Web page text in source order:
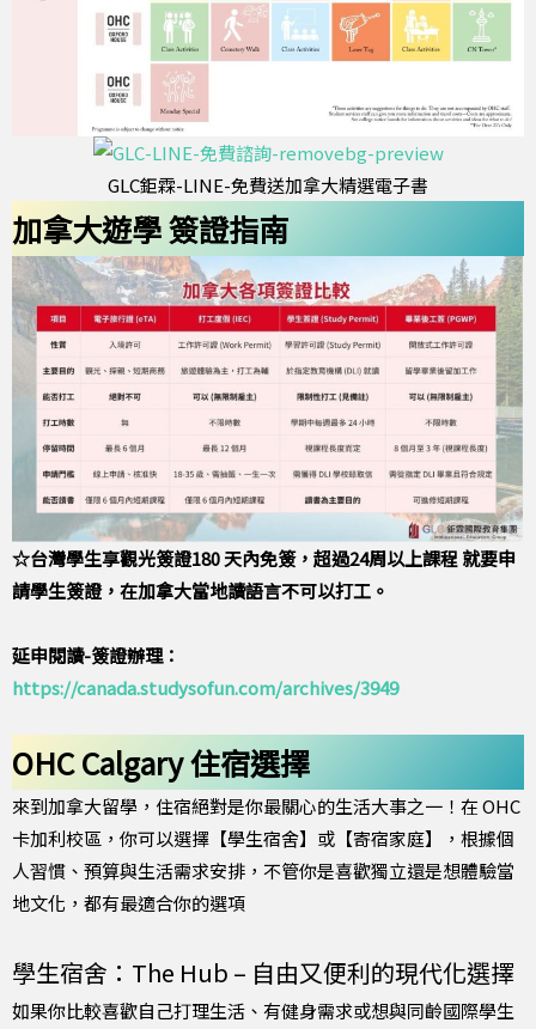
GLC鉅霖-LINE-免費送加拿大精選電子書
加拿大遊學 簽證指南
☆台灣學生享觀光簽證180 天內免簽，超過24周以上課程 就要申
請學生簽證，在加拿大當地讀語言不可以打工。
延申閱讀-簽證辦理：
https://canada.studysofun.com/archives/3949
OHC Calgary 住宿選擇
來到加拿大留學，住宿絕對是你最關心的生活大事之一！在 OHC
卡加利校區，你可以選擇【學生宿舍】或【寄宿家庭】，根據個
人習慣、預算與生活需求安排，不管你是喜歡獨立還是想體驗當
地文化，都有最適合你的選項
學生宿舍：The Hub – 自由又便利的現代化選擇
如果你比較喜歡自己打理生活、有健身需求或想與同齡國際學生